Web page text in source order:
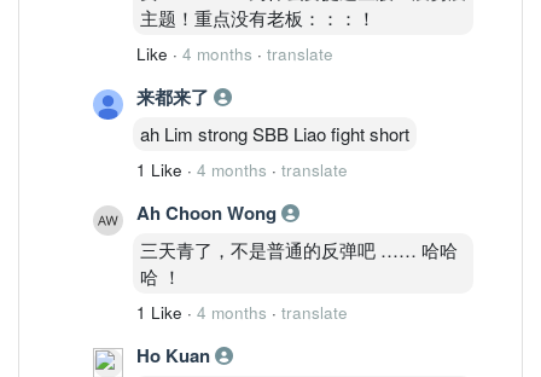
​#Kossan #Hartalega #马股 #手套股 #财
报分析 #价值投资 #理财笔记
主题！重点没有老板：：：！
Like · 4 months · translate
来都来了
ah Lim strong SBB Liao fight short
1 Like · 4 months · translate
Ah Choon Wong
三天青了，不是普通的反弹吧 …… 哈哈
哈 ！
1 Like · 4 months · translate
Ho Kuan